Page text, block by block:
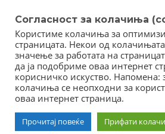
Copyright © 2018 - Member of
Member of Clip Media
Согласност за колачиња
Користиме колачиња за
страницата. Некои од
значење за работата на
да ја подобриме оваа интернет
корисничко искуство. Напомена:
колачиња се неопходни за
оваа интернет страница.
Прочитај повеќе Прифати